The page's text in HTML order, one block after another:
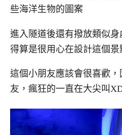
些海洋生物的圖案
進入隧道後還有撥放類似
得算是很用心在設計這個景
這個小朋友應該會很喜歡
友，瘋狂的一直在大尖叫